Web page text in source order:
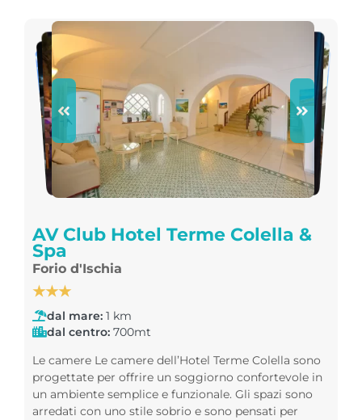
AV Club Hotel Terme Colella &
Spa
Forio d'Ischia
★★★
dal mare: 1 km
dal centro: 700mt
Le camere Le camere dell’Hotel Terme Colella sono
progettate per offrire un soggiorno confortevole in
un ambiente semplice e funzionale. Gli spazi sono
arredati con uno stile sobrio e sono pensati per